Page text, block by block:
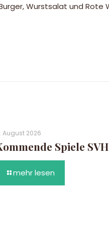
Wurstsalat und
August 2026
Spiele
mehr lesen